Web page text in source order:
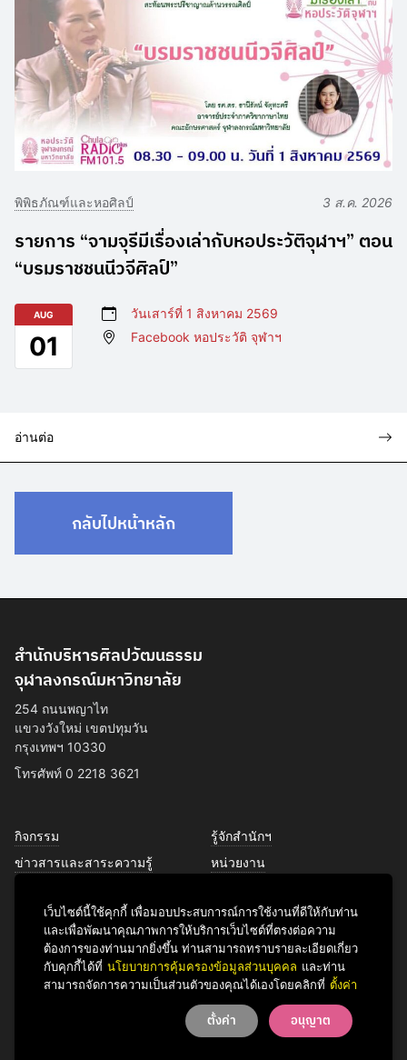
พิพิธภัณฑ์และหอศิลป์ 3 ส.ค. 2026
รายการ “จามจุรีมีเรื่องเล่ากับหอประวัติจุฬาฯ” ตอน
“บรมราชชนนีวจีศิลป์”
AUG
01
วันเสาร์ที่ 1 สิงหาคม 2569
Facebook หอประวัติ จุฬาฯ
อ่านต่อ
กลับไปหน้าหลัก
สำนักบริหารศิลปวัฒนธรรม
จุฬาลงกรณ์มหาวิทยาลัย
254 ถนนพญาไท
แขวงวังใหม่ เขตปทุมวัน
กรุงเทพฯ 10330
โทรศัพท์ 0 2218 3621
กิจกรรม
ข่าวสารและสาระความรู้
ศิลปวัฒนธรรม
รู้จักสำนักฯ
หน่วยงาน
บริการของเรา
ติดต่อเรา
Instagram TikTok
© 2026 Office of Art & Culture, Chulalongkorn University
เว็บไซต์นี้ใช้คุกกี้ เพื่อมอบประสบการณ์การใช้งานที่ดีให้กับท่าน
และเพื่อพัฒนาคุณภาพการให้บริการเว็บไซต์ที่ตรงต่อความ
ต้องการของท่านมากยิ่งขึ้น ท่านสามารถทราบรายละเอียดเกี่ยว
กับคุกกี้ได้ที่ นโยบายการคุ้มครองข้อมูลส่วนบุคคล และท่าน
สามารถจัดการความเป็นส่วนตัวของคุณได้เองโดยคลิกที่ ตั้งค่า
ตั้งค่า อนุญาต